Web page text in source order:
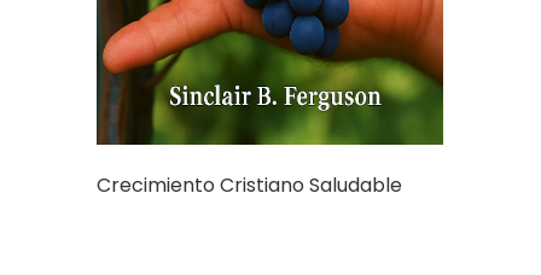
Crecimiento Cristiano Saludable